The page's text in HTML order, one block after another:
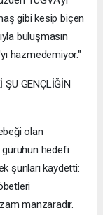
gibi kesip biçen
buluşmasın
hazmedemiyor."
ŞU GENÇLİĞİN
olan
güruhun hedefi
şunları kaydetti:
manzaradır.